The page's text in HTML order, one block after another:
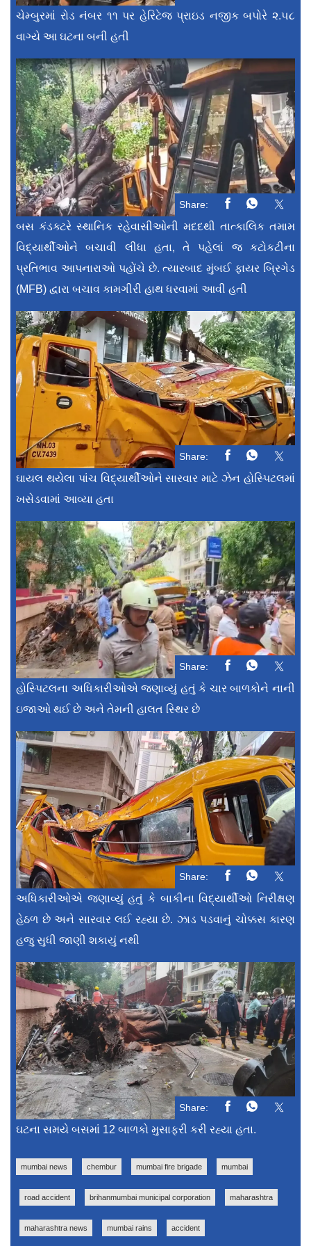
ચેમ્બુરમાં રોડ નંબર ૧૧ પર હેરિટેજ પ્રાઇડ નજીક બપોરે ૨.૫૮
વાગ્યે આ ઘટના બની હતી
Share:
બસ કંડક્ટરે સ્થાનિક રહેવાસીઓની મદદથી તાત્કાલિક તમામ
વિદ્યાર્થીઓને બચાવી લીધા હતા, તે પહેલાં જ કટોકટીના
પ્રતિભાવ આપનારાઓ પહોંચે છે. ત્યારબાદ મુંબઈ ફાયર બ્રિગેડ
(MFB) દ્વારા બચાવ કામગીરી હાથ ધરવામાં આવી હતી
Share:
ઘાયલ થયેલા પાંચ વિદ્યાર્થીઓને સારવાર માટે ઝેન હોસ્પિટલમાં
ખસેડવામાં આવ્યા હતા
Share:
હોસ્પિટલના અધિકારીઓએ જણાવ્યું હતું કે ચાર બાળકોને નાની
ઇજાઓ થઈ છે અને તેમની હાલત સ્થિર છે
Share:
અધિકારીઓએ જણાવ્યું હતું કે બાકીના વિદ્યાર્થીઓ નિરીક્ષણ
હેઠળ છે અને સારવાર લઈ રહ્યા છે. ઝાડ પડવાનું ચોક્કસ કારણ
હજુ સુધી જાણી શકાયું નથી
Share:
ઘટના સમયે બસમાં 12 બાળકો મુસાફરી કરી રહ્યા હતા.
mumbai news chembur mumbai fire brigade mumbai
road accident brihanmumbai municipal corporation maharashtra
maharashtra news mumbai rains accident